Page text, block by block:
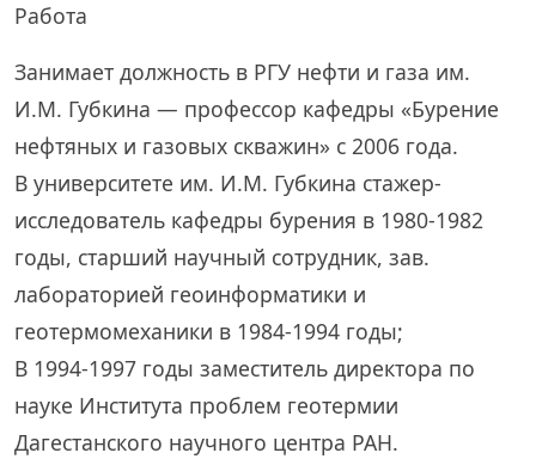
Работа
Занимает должность в РГУ нефти и газа им.
И.М. Губкина — профессор кафедры «Бурение
нефтяных и газовых скважин» с 2006 года.
В университете им. И.М. Губкина стажер-
исследователь кафедры бурения в 1980-1982
годы, старший научный сотрудник, зав.
лабораторией геоинформатики и
геотермомеханики в 1984-1994 годы;
В 1994-1997 годы заместитель директора по
науке Института проблем геотермии
Дагестанского научного центра РАН.